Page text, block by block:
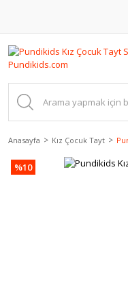
Anasayfa Kız Çocuk Tayt
%10